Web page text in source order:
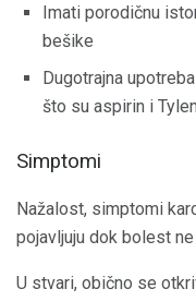
Imati porodičnu
bešike
Dugotrajna
što su aspirin i
Simptomi
Nažalost, simptomi
pojavljuju dok bolest ne
U stvari, obično se